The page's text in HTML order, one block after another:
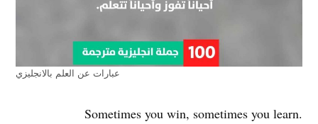
عبارات عن العلم بالانجليزي
.Sometimes you win, sometimes you learn